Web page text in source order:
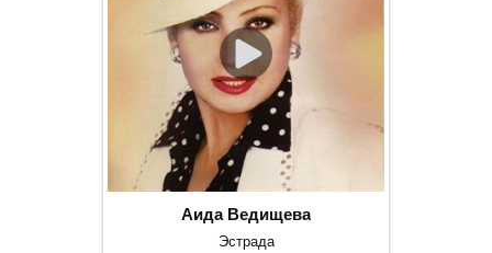
Аида Ведищева
Эстрада